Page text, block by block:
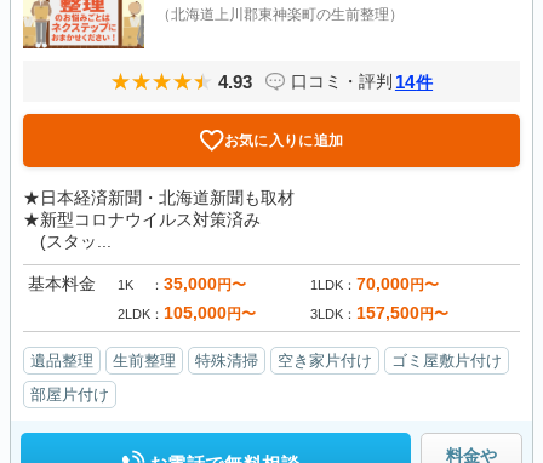
（北海道上川郡東神楽町の生前整理）
4.93 口コミ・評判 14件
お気に入りに追加
★日本経済新聞・北海道新聞も取材
★新型コロナウイルス対策済み
(スタッ...
基本料金 1K 35,000円〜 1LDK 70,000円〜
2LDK 105,000円〜 3LDK 157,500円〜
遺品整理 生前整理 特殊清掃 空き家片付け
ゴミ屋敷片付け
部屋片付け
料金や